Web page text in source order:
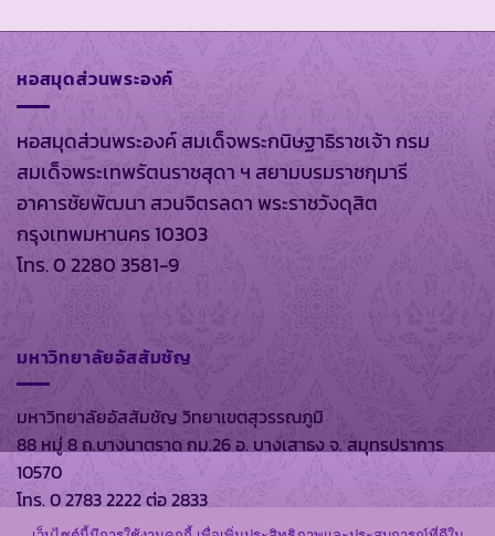
หอสมุดส่วนพระองค์
หอสมุดส่วนพระองค์ สมเด็จพระกนิษฐาธิราชเจ้า กรม
สมเด็จพระเทพรัตนราชสุดา ฯ สยามบรมราชกุมารี
อาคารชัยพัฒนา สวนจิตรลดา พระราชวังดุสิต
กรุงเทพมหานคร 10303
โทร. 0 2280 3581-9
มหาวิทยาลัยอัสสัมชัญ
มหาวิทยาลัยอัสสัมชัญ วิทยาเขตสุวรรณภูมิ
88 หมู่ 8 ถ.บางนาตราด กม.26 อ. บางเสาธง จ. สมุทรปราการ
10570
โทร. 0 2783 2222 ต่อ 2833